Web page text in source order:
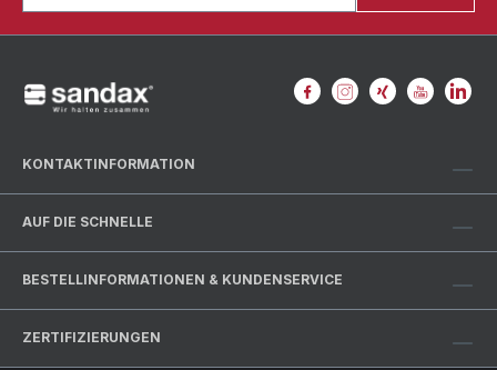
KONTAKTINFORMATION
AUF DIE SCHNELLE
BESTELLINFORMATIONEN & KUNDENSERVICE
ZERTIFIZIERUNGEN